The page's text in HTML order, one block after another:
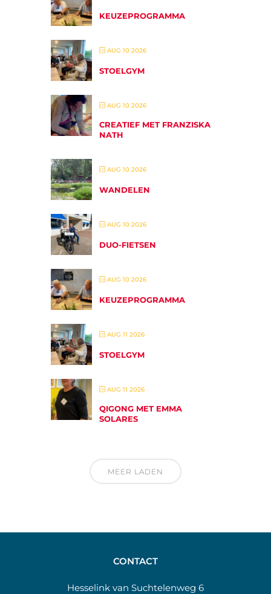
KEUZEPROGRAMMA
AUG 10 2026
STOELGYM
AUG 10 2026
CREATIEF MET FRANZISKA
NATH
AUG 10 2026
WANDELEN
AUG 10 2026
DUO-FIETSEN
AUG 10 2026
KEUZEPROGRAMMA
AUG 11 2026
STOELGYM
AUG 11 2026
QIGONG MET EMMA
SOLARES
MEER LADEN
CONTACT
Hesselink van Suchtelenweg 6